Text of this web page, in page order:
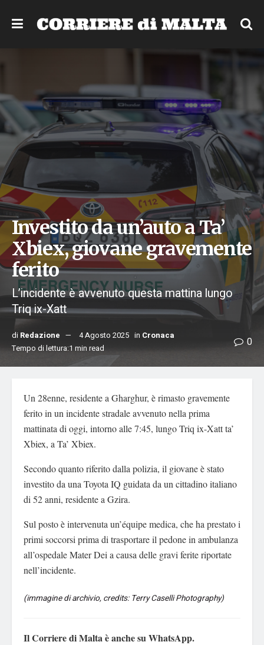
Investito da un’auto a Ta’
Xbiex, giovane gravemente
ferito
L’incidente è avvenuto questa mattina lungo
Triq ix-Xatt
di Redazione 4 Agosto 2025 in Cronaca
Tempo di lettura:1 min read
0
Un 28enne, residente a Gharghur, è rimasto gravemente
ferito in un incidente stradale avvenuto nella prima
mattinata di oggi, intorno alle 7:45, lungo Triq ix-Xatt ta’
Xbiex, a Ta’ Xbiex.
Secondo quanto riferito dalla polizia, il giovane è stato
investito da una Toyota IQ guidata da un cittadino italiano
di 52 anni, residente a Gzira.
Sul posto è intervenuta un’équipe medica, che ha prestato i
primi soccorsi prima di trasportare il pedone in ambulanza
all’ospedale Mater Dei a causa delle gravi ferite riportate
nell’incidente.
(immagine di archivio, credits: Terry Caselli Photography)
Il Corriere di Malta è anche su WhatsApp.